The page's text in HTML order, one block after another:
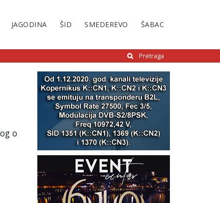
JAGODINA ŠID SMEDEREVO ŠABAC
Pretraga
o